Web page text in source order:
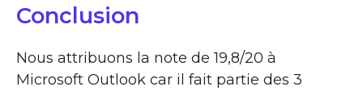
Conclusion
Nous attribuons la note de 19,8/20 à
Microsoft Outlook car il fait partie des 3